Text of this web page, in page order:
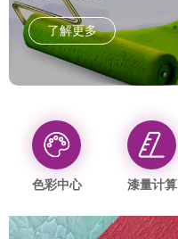
了解更多
色彩中心 漆量计算